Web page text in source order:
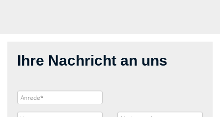
Ihre Nachricht an uns